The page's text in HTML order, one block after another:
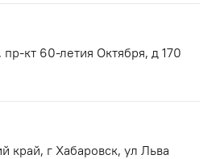
пр-кт 60-летия Октября, д 170
край, г Хабаровск, ул Льва